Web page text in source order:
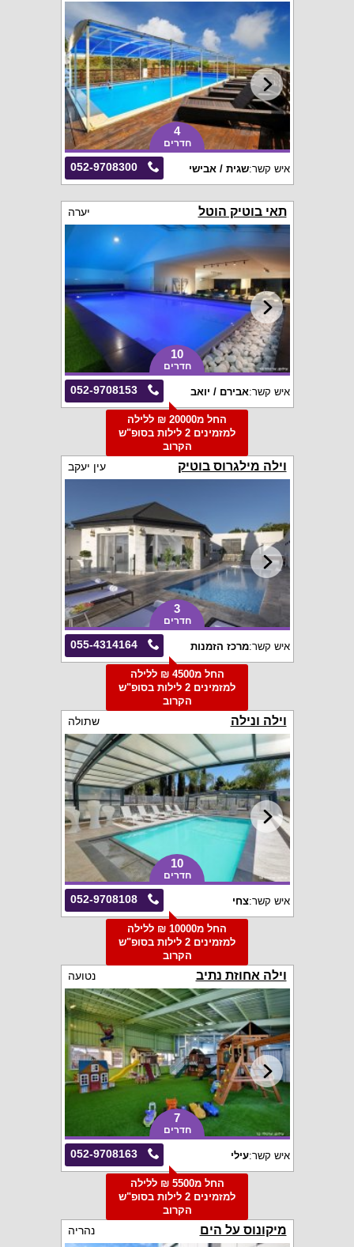
4
חדרים
052-9708300 איש קשר:שגית / אבישי
תאי בוטיק הוטל יערה
10
חדרים
052-9708153 איש קשר:אבירם / יואב
החל מ20000 ₪ ללילה
למזמינים 2 לילות בסופ"ש
הקרוב
וילה מילגרוס בוטיק עין יעקב
3
חדרים
055-4314164 איש קשר:מרכז הזמנות
החל מ4500 ₪ ללילה
למזמינים 2 לילות בסופ"ש
הקרוב
וילה ונילה שתולה
10
חדרים
052-9708108 איש קשר:צחי
החל מ10000 ₪ ללילה
למזמינים 2 לילות בסופ"ש
הקרוב
וילה אחוזת נתיב נטועה
7
חדרים
052-9708163 איש קשר:עילי
החל מ5500 ₪ ללילה
למזמינים 2 לילות בסופ"ש
הקרוב
מיקונוס על הים נהריה